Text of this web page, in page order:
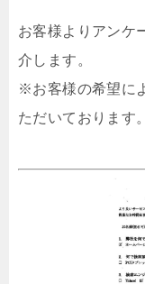
お客様よりアンケ
介します。
※お客様の希望に
ただいております。